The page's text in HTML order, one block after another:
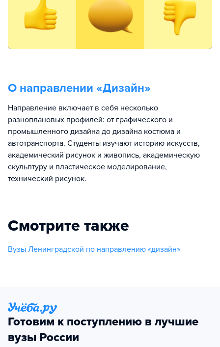
О направлении «Дизайн»
Направление включает в себя несколько
разноплановых профилей: от графического и
промышленного дизайна до дизайна костюма и
автотранспорта. Студенты изучают историю искусств,
академический рисунок и живопись, академическую
скульптуру и пластическое моделирование,
технический рисунок.
Смотрите также
Вузы Ленинградской по направлению «дизайн»
Готовим к поступлению в лучшие
вузы России